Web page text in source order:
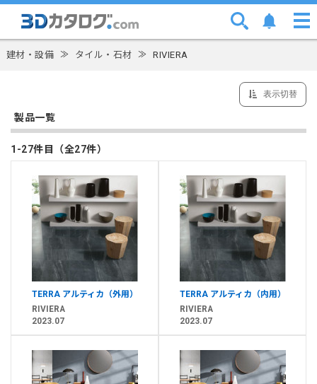
建材・設備 ≫ タイル・石材 ≫ RIVIERA
表示切替
製品一覧
1-27件目（全27件）
TERRA アルティカ（外用）
RIVIERA
2023.07
TERRA アルティカ（内用）
RIVIERA
2023.07